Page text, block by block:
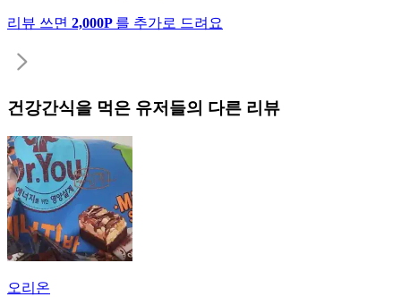
리뷰 쓰면 2,000P 를 추가로 드려요
건강간식을 먹은 유저들의 다른 리뷰
오리온